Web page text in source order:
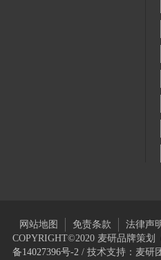
网站地图 免责条款 法律声
COPYRIGHT©2020 麦研品牌策
备14027396号-2/ 技术支持：麦研